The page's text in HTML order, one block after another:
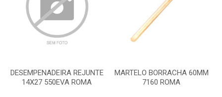
DESEMPENADEIRA REJUNTE
14X27 550EVA ROMA
MARTELO BORRACHA 60MM
7160 ROMA